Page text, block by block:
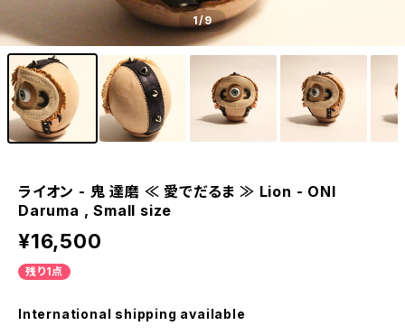
1/9
ライオン - 鬼 達磨 ≪ 愛でだるま ≫ Lion - ONI
Daruma , Small size
¥16,500
残り1点
International shipping available